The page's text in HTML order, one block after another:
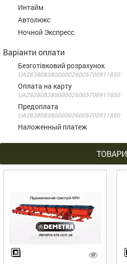
Интайм
Автолюкс
Ночной Экспресс
Варіанти оплати
Безготівковий розрахунок
UA283808380000026005700911850
Оплата на карту
UA283808380000026005700911850
Предоплата
UA283808380000026005700911850
Наложенный платеж
ТОВАРИ